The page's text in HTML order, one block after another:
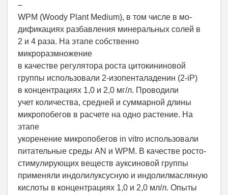
–
WPM (Woody Plant Medium), в том числе в мо-
дификациях разбавления минеральных солей в
2 и 4 раза. На этапе собственно
микроразмножение
в качестве регулятора роста цитокининовой
группы использовали 2-изопенталаденин (2-iP)
в концентрациях 1,0 и 2,0 мг/л. Проводили
учет количества, средней и суммарной длины
микропобегов в расчете на одно растение. На
этапе
укоренение микропобегов in vitro использовали
питательные среды AN и WPM. В качестве росто-
стимулирующих веществ ауксиновой группы
применяли индолилуксусную и индолилмасляную
кислоты в концентрациях 1,0 и 2,0 мл/л. Опыты